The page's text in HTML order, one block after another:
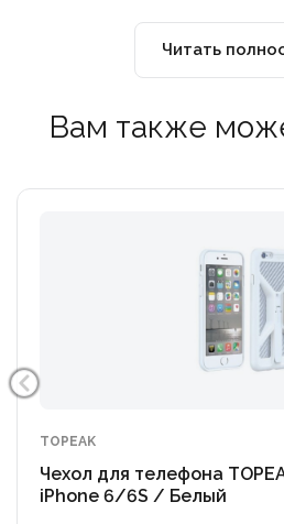
Читать
Вам также
TOPEAK
Чехол для телефона
iPhone 6/6S / Белый